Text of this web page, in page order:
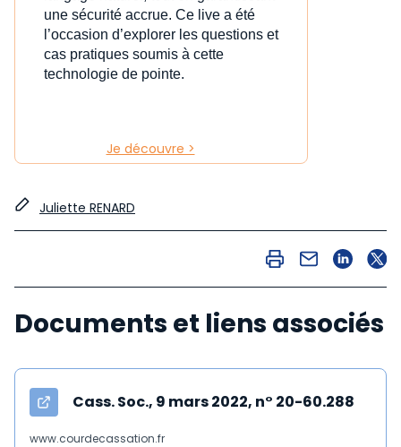
une sécurité accrue. Ce live a été
l’occasion d’explorer les questions et
cas pratiques soumis à cette
technologie de pointe.
Je découvre >
Juliette RENARD
Documents et liens associés
Cass. Soc., 9 mars 2022, n° 20-60.288
www.courdecassation.fr